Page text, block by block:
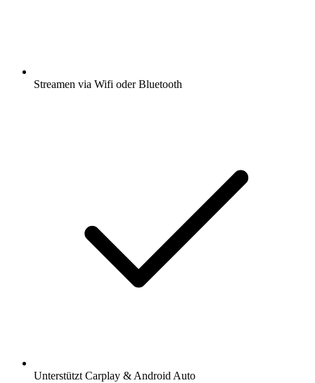
Streamen via Wifi oder Bluetooth
Unterstützt Carplay & Android Auto